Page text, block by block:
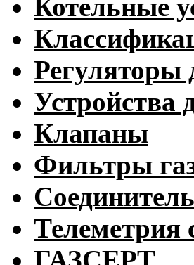
Котельные
Регуляторы
Устройства
Клапаны
Фильтры
Телеметрия